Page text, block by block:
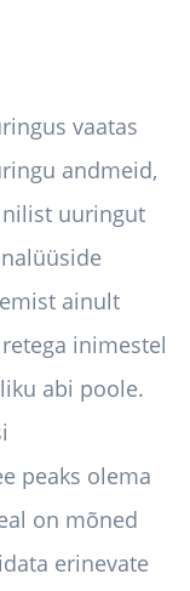
vaatas
andmeid,
uuringut
ainult
inimestel
abi poole.
peaks olema
on mõned
erinevate